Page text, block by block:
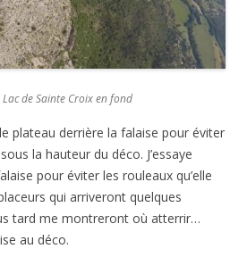
de Sainte Croix en fond
plateau derrière la falaise pour éviter
la hauteur du déco. J’essaye
pour éviter les rouleaux qu’elle
qui arriveront quelques
tard me montreront où atterrir…
au déco.